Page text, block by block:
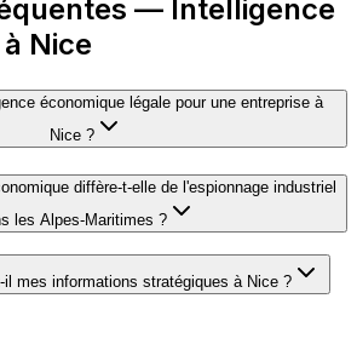
— Intelligence
Nice
économique légale pour une entreprise à
Nice ?
diffère-t-elle de l'espionnage industriel
les Alpes-Maritimes ?
mes informations stratégiques à Nice ?